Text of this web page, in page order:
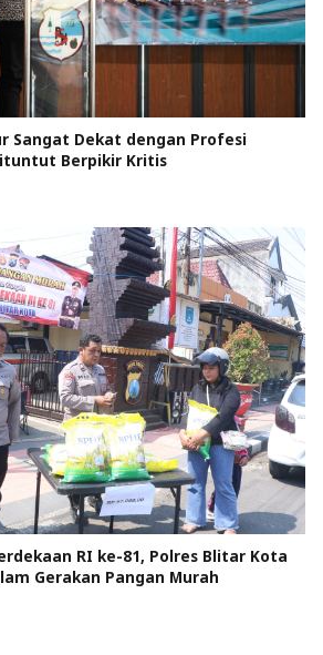
Sangat Dekat dengan Profesi
Berpikir Kritis
RI ke-81, Polres Blitar Kota
Gerakan Pangan Murah